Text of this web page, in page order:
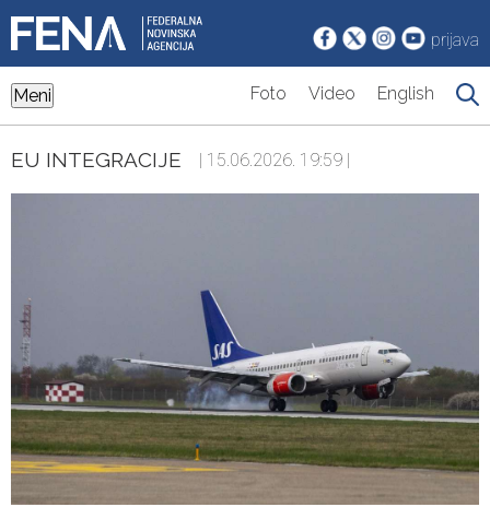
prijava
Meni Foto Video English
EU INTEGRACIJE | 15.06.2026. 19:59 |